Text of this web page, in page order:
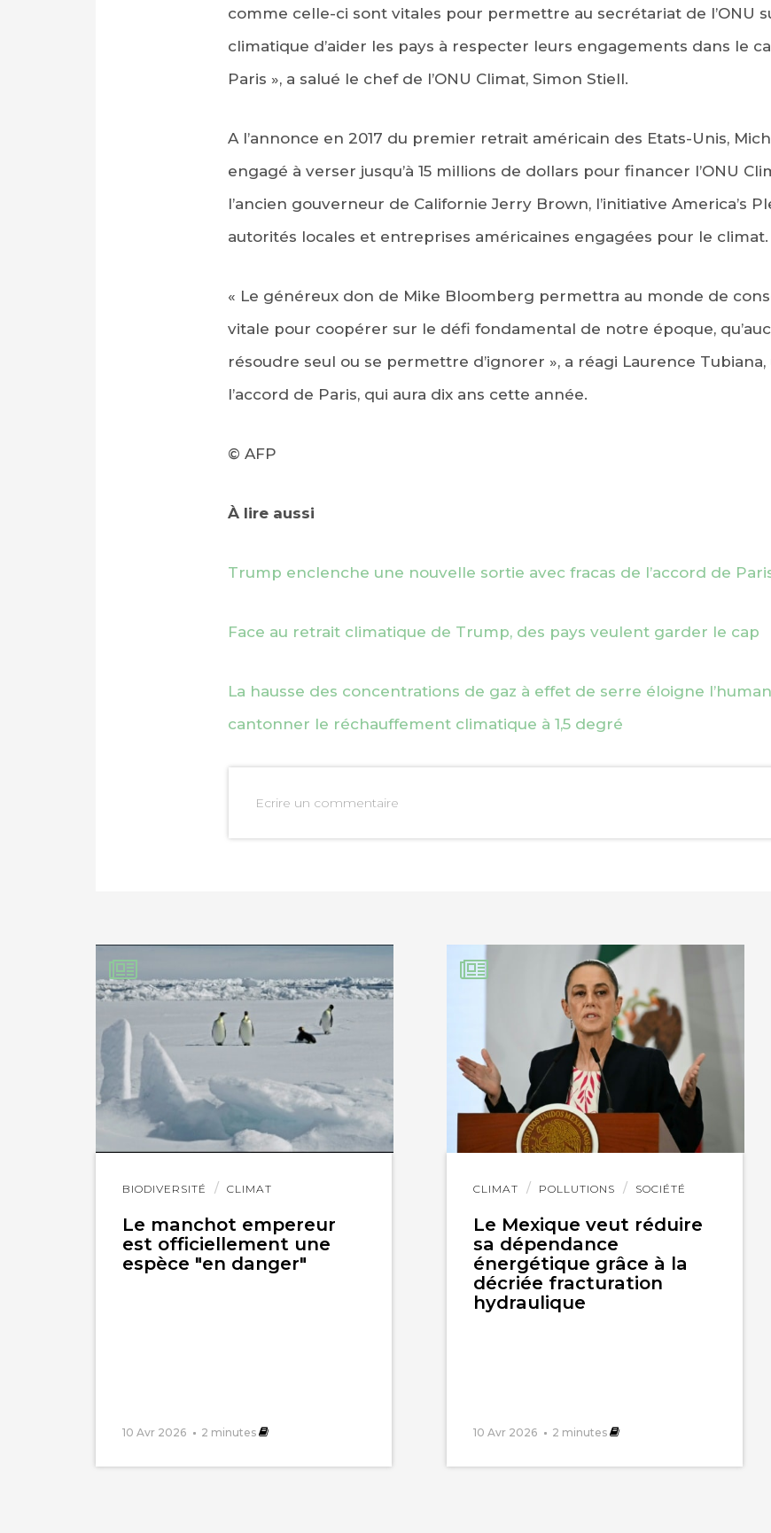
IMPRIMER
comme celle-ci sont vitales pour permettre au secrétariat de l’ONU
climatique d’aider les pays à respecter leurs engagements dans le
Paris », a salué le chef de l’ONU Climat, Simon Stiell.
A l’annonce en 2017 du premier retrait américain des Etats-Unis,
engagé à verser jusqu’à 15 millions de dollars pour financer l’ONU
l’ancien gouverneur de Californie Jerry Brown, l’initiative America’s
autorités locales et entreprises américaines engagées pour le climat.
« Le généreux don de Mike Bloomberg permettra au monde de
vitale pour coopérer sur le défi fondamental de notre époque,
résoudre seul ou se permettre d’ignorer », a réagi Laurence
l’accord de Paris, qui aura dix ans cette année.
© AFP
À lire aussi
Trump enclenche une nouvelle sortie avec fracas de l’accord de
Face au retrait climatique de Trump, des pays veulent garder le cap
La hausse des concentrations de gaz à effet de serre éloigne
cantonner le réchauffement climatique à 1,5 degré
Ecrire un commentaire
BIODIVERSITÉ CLIMAT
Le manchot empereur
est officiellement une
espèce "en danger"
10 Avr 2026 2 minutes
Lire
CLIMAT POLLUTIONS SOCIÉTÉ
Le Mexique veut réduire
sa dépendance
énergétique grâce à la
décriée fracturation
hydraulique
10 Avr 2026 2 minutes
Lire